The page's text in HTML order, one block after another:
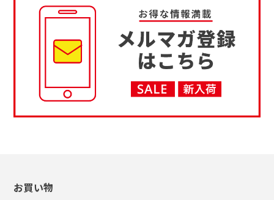
お買い物